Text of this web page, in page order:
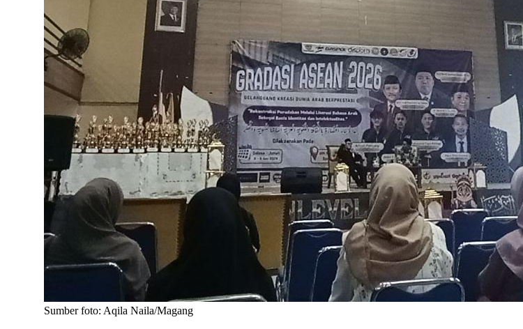
Sumber foto: Aqila Naila/Magang